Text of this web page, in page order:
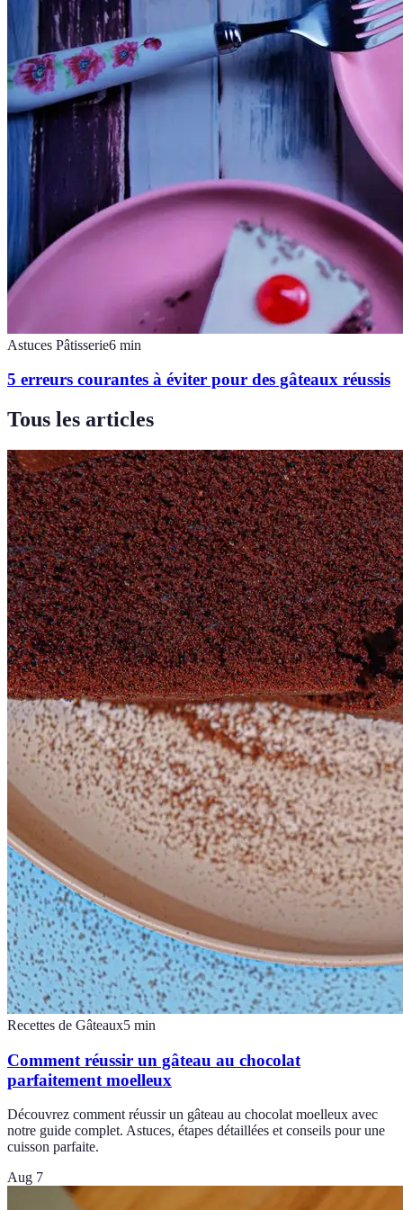
Astuces Pâtisserie6 min
5 erreurs courantes à éviter pour des gâteaux réussis
Tous les articles
Recettes de Gâteaux5 min
Comment réussir un gâteau au chocolat
parfaitement moelleux
Découvrez comment réussir un gâteau au chocolat moelleux avec
notre guide complet. Astuces, étapes détaillées et conseils pour une
cuisson parfaite.
Aug 7